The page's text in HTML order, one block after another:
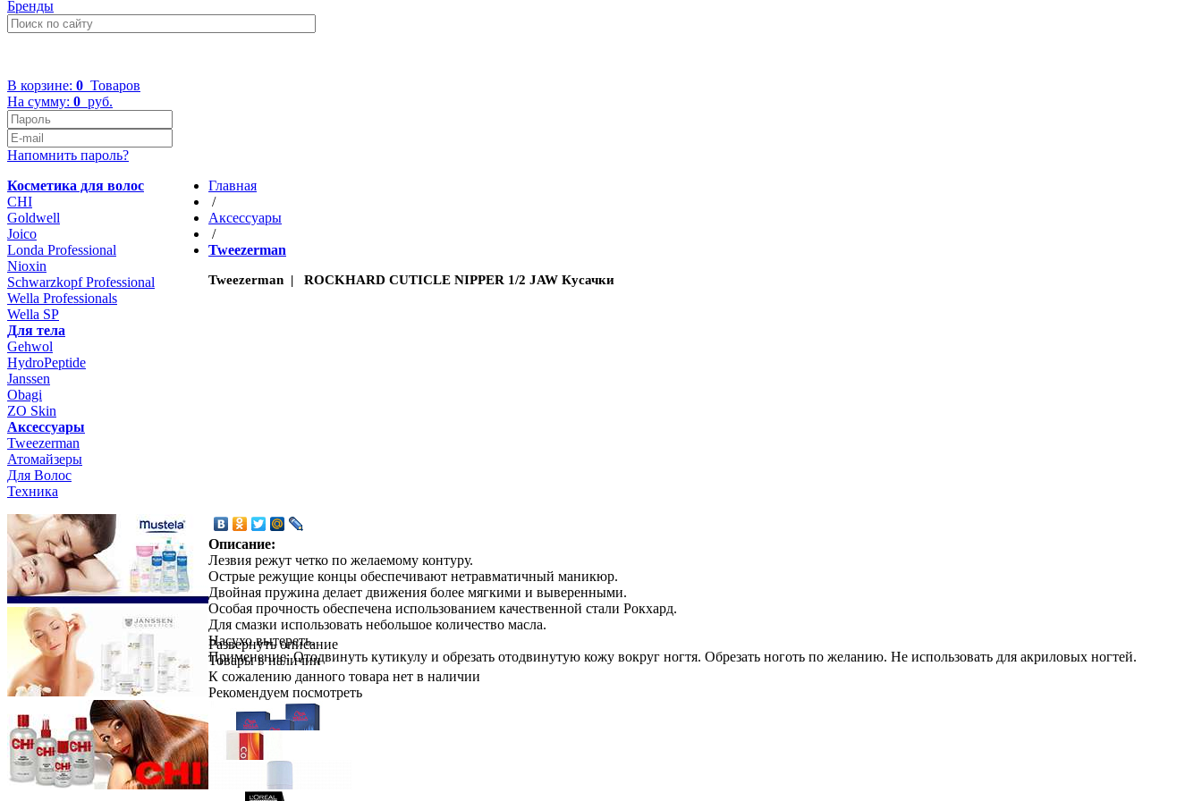
Бренды
В корзине: 0 Товаров
На сумму: 0 руб.
Напомнить пароль?
Косметика для волос
CHI
Goldwell
Joico
Londa Professional
Nioxin
Schwarzkopf Professional
Wella Professionals
Wella SP
Для тела
Gehwol
HydroPeptide
Janssen
Obagi
ZO Skin
Aксессуары
Tweezerman
Атомайзеры
Для Волос
Техника
Главная
/
Aксессуары
/
Tweezerman
Tweezerman | ROCKHARD CUTICLE NIPPER 1/2 JAW Кусачки
Описание:
Лезвия режут четко по желаемому контуру.
Острые режущие концы обеспечивают нетравматичный маникюр.
Двойная пружина делает движения более мягкими и выверенными.
Особая прочность обеспечена использованием качественной стали Рокхард.
Для смазки использовать небольшое количество масла.
Насухо вытереть.
Применение: Отодвинуть кутикулу и обрезать отодвинутую кожу вокруг ногтя. Обрезать ноготь по желанию. Не использовать для акриловых ногтей.
Развернуть описание
Товары в наличии
К сожалению данного товара нет в наличии
Рекомендуем посмотреть